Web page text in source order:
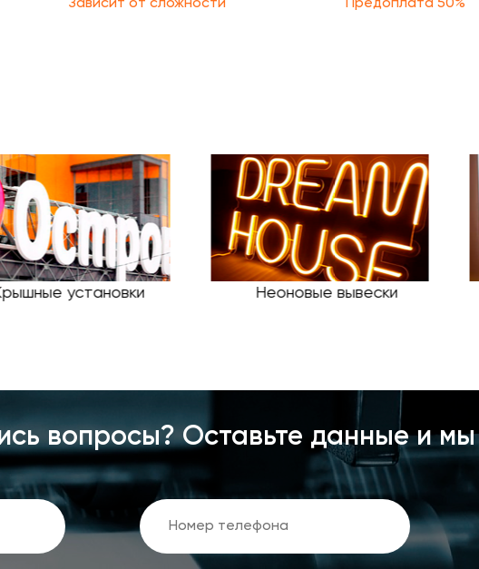
Зависит от сложности Предоплата 50%
Световые короба Панель-
вопросы? Оставьте данные и